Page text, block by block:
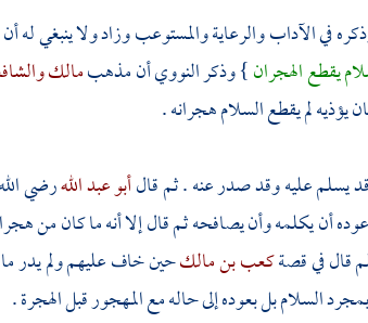
في الآداب والرعاية والمستوعب وزاد ولا ينبغي له
يقطع الهجران} وذكرالنوويأن مذهبمالك
يؤذيه لم يقطع السلام هجرانه .
يسلم عليه وقد صدر عنه . ثم قالأبو عبد اللهرضي
أن يكلمه وأن يصافحه ثم قال إلا أنه ما كان من
قال في قصةكعب بن مالكحين خاف عليهم ولم يدر
السلام بل بعوده إلى حاله مع المهجور قبل الهجرة .